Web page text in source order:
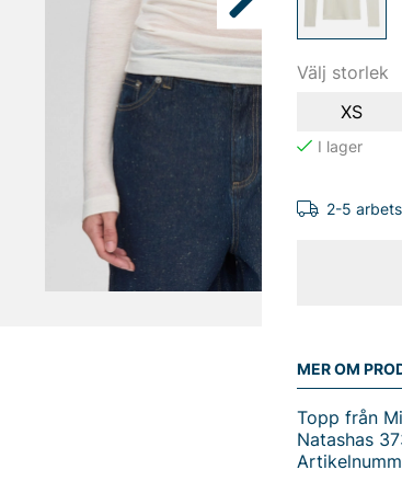
Välj storlek
XS
2-5
MER OM
Topp från
Natashas